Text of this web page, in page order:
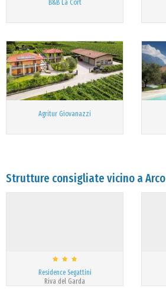
B&B La Cort
Agritur Giovanazzi
Strutture consigliate vicino a Arco
Residence Segattini
Riva del Garda